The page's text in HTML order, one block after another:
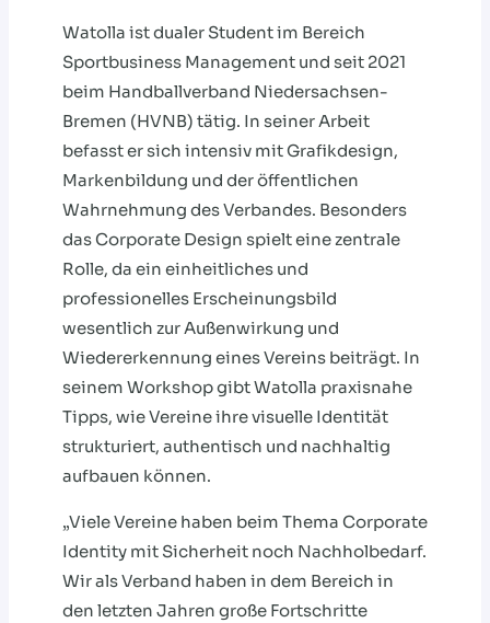
Watolla ist dualer Student im Bereich
Sportbusiness Management und seit 2021
beim Handballverband Niedersachsen-
Bremen (HVNB) tätig. In seiner Arbeit
befasst er sich intensiv mit Grafikdesign,
Markenbildung und der öffentlichen
Wahrnehmung des Verbandes. Besonders
das Corporate Design spielt eine zentrale
Rolle, da ein einheitliches und
professionelles Erscheinungsbild
wesentlich zur Außenwirkung und
Wiedererkennung eines Vereins beiträgt. In
seinem Workshop gibt Watolla praxisnahe
Tipps, wie Vereine ihre visuelle Identität
strukturiert, authentisch und nachhaltig
aufbauen können.
„Viele Vereine haben beim Thema Corporate
Identity mit Sicherheit noch Nachholbedarf.
Wir als Verband haben in dem Bereich in
den letzten Jahren große Fortschritte